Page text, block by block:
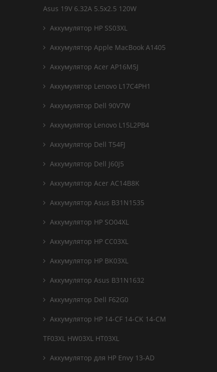
Asus 19V 6.32A 5.5x2.5 120W
Аккумулятор HP SS03XL
Аккумулятор Apple MacBook A1405
Аккумулятор Acer AP16M5J
Аккумулятор Lenovo L17C4PH1
Аккумулятор Dell 90V7W
Аккумулятор Lenovo L15L2PB4
Аккумулятор Dell T54FJ
Аккумулятор Dell J60J5
Аккумулятор Acer AC14B8K
Аккумулятор Asus B31N1535
Аккумулятор HP SO04XL
Аккумулятор HP CC03XL
Аккумулятор HP BK03XL
Аккумулятор Asus B31N1632
Аккумулятор Dell F62G0
Аккумулятор HP 14-CF 14-CK 14-CM
TF03XL HW03XL HT03XL
Аккумулятор для HP Envy 13-AD